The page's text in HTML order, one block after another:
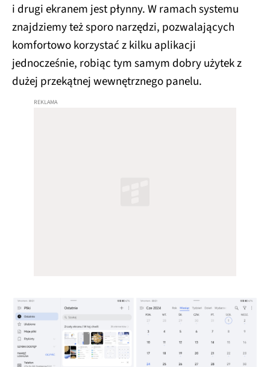
i drugi ekranem jest płynny. W ramach systemu
znajdziemy też sporo narzędzi, pozwalających
komfortowo korzystać z kilku aplikacji
jednocześnie, robiąc tym samym dobry użytek z
dużej przekątnej wewnętrznego panelu.